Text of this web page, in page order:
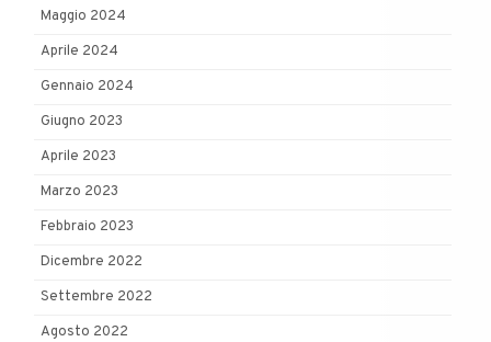
Maggio 2024
Aprile 2024
Gennaio 2024
Giugno 2023
Aprile 2023
Marzo 2023
Febbraio 2023
Dicembre 2022
Settembre 2022
Agosto 2022